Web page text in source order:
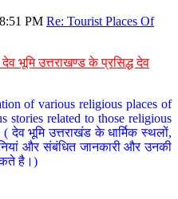
PM Re: Tourist Places Of
भूमि उत्तराखण्ड के प्रसिद्ध देव
of various religious places of
stories related to those religious
देव भूमि उत्तराखंड के धार्मिक स्थलों,
और संबंधित जानकारी और उनकी
है।)